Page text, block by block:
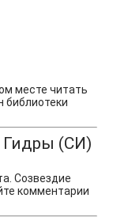
месте читать
библиотеки
Гидры (СИ)
Созвездие
комментарии